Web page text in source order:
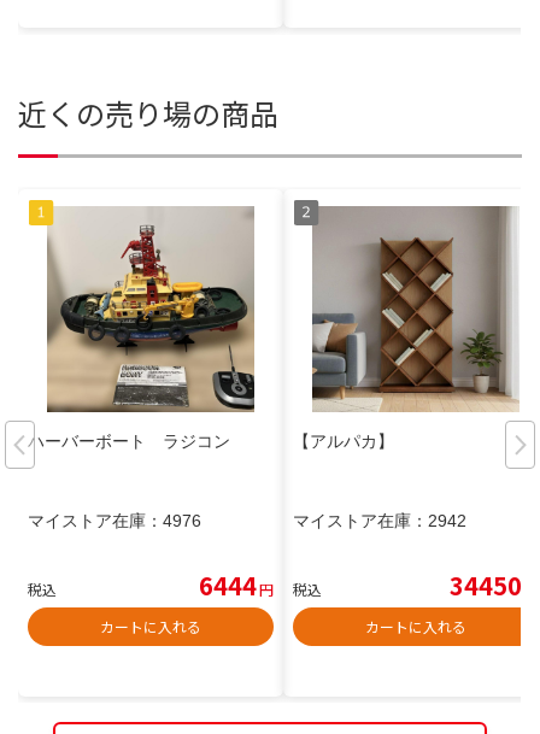
近くの売り場の商品
ハーバーボート ラジコン
マイストア在庫： 4976
税込 6444円
カートに入れる
【アルパカ】
マイストア在庫： 2942
税込 34450
カートに入れる